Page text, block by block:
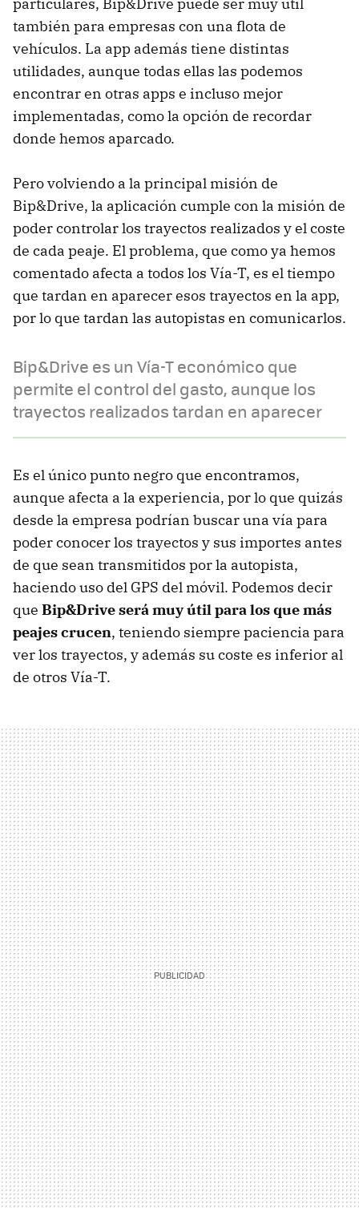
particulares, Bip&Drive puede ser muy útil
también para empresas con una flota de
vehículos. La app además tiene distintas
utilidades, aunque todas ellas las podemos
encontrar en otras apps e incluso mejor
implementadas, como la opción de recordar
donde hemos aparcado.
Pero volviendo a la principal misión de
Bip&Drive, la aplicación cumple con la misión de
poder controlar los trayectos realizados y el coste
de cada peaje. El problema, que como ya hemos
comentado afecta a todos los Vía-T, es el tiempo
que tardan en aparecer esos trayectos en la app,
por lo que tardan las autopistas en comunicarlos.
Bip&Drive es un Vía-T económico que
permite el control del gasto, aunque los
trayectos realizados tardan en aparecer
Es el único punto negro que encontramos,
aunque afecta a la experiencia, por lo que quizás
desde la empresa podrían buscar una vía para
poder conocer los trayectos y sus importes antes
de que sean transmitidos por la autopista,
haciendo uso del GPS del móvil. Podemos decir
que Bip&Drive será muy útil para los que más
peajes crucen, teniendo siempre paciencia para
ver los trayectos, y además su coste es inferior al
de otros Vía-T.